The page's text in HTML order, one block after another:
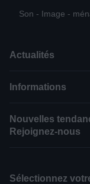
Son - Image -
Actualités
Informations
Nouvelles
Rejoignez-nous
Sélectionnez